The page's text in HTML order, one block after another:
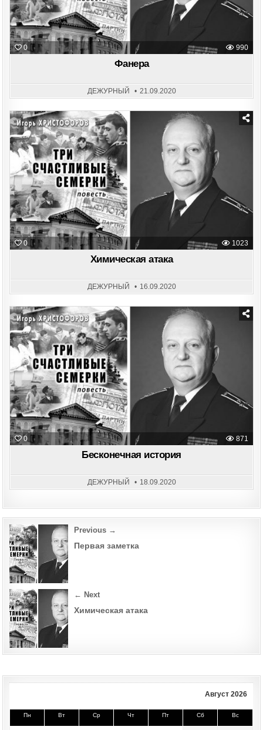
0 990
Фанера
ДЕЖУРНЫЙ 21.09.2020
0 1023
Posted
in
Химическая атака
ДЕЖУРНЫЙ 16.09.2020
0 871
Posted
in
Бесконечная история
ДЕЖУРНЫЙ 18.09.2020
Post
navigation
Previous →
Первая заметка
← Next
Химическая атака
Август 2026
Пн Вт Ср Чт Пт Сб Вс